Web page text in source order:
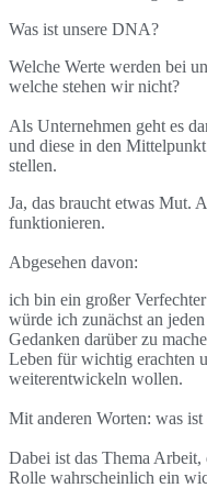
Was ist unsere DNA?
Welche Werte werden bei
welche stehen wir nicht?
Als Unternehmen geht es
und diese in den
stellen.
Ja, das braucht etwas Mut.
funktionieren.
Abgesehen davon:
ich bin ein großer
würde ich zunächst an
Gedanken darüber zu
Leben für wichtig erachten
weiterentwickeln wollen.
Mit anderen Worten: was
Dabei ist das Thema
Rolle wahrscheinlich ein